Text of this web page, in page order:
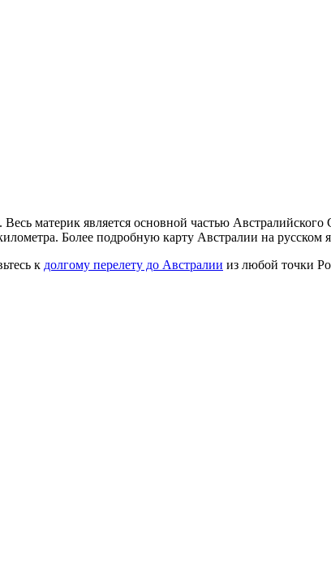
материк является основной частью Австралийского
Более подробную карту Австралии на русском
к долгому перелету до Австралии из любой точки